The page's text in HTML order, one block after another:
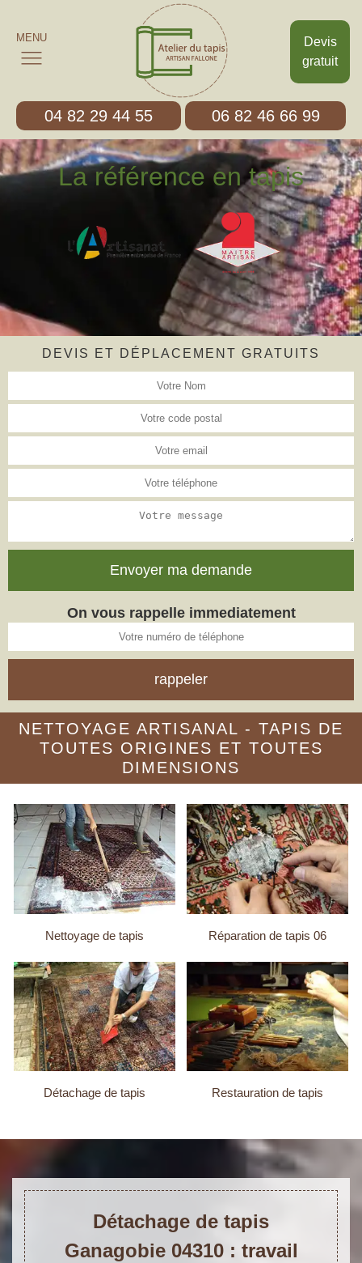
Devis
gratuit
MENU
04 82 29 44 55 06 82 46 66 99
La référence en tapis
DEVIS ET DÉPLACEMENT GRATUITS
On vous rappelle immediatement
NETTOYAGE ARTISANAL - TAPIS DE
TOUTES ORIGINES ET TOUTES
DIMENSIONS
Nettoyage de tapis Réparation de tapis 06
Détachage de tapis Restauration de tapis
Détachage de tapis
Ganagobie 04310 : travail